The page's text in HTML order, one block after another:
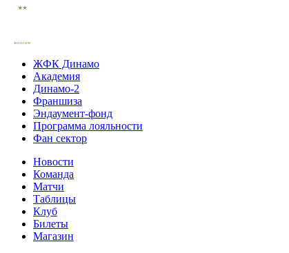
ЖФК Динамо
Академия
Динамо-2
Франшиза
Эндаумент-фонд
Программа лояльности
Фан сектор
Новости
Команда
Матчи
Таблицы
Клуб
Билеты
Магазин